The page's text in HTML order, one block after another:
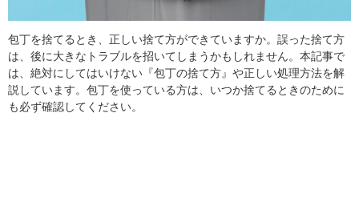
包丁を捨てるとき、正しい捨て方ができていますか。誤った捨て方
は、後に大きなトラブルを招いてしまうかもしれません。本記事で
は、絶対にしてはいけない『包丁の捨て方』や正しい処理方法を解
説しています。包丁を使っている方は、いつか捨てるときのために
も必ず確認してください。